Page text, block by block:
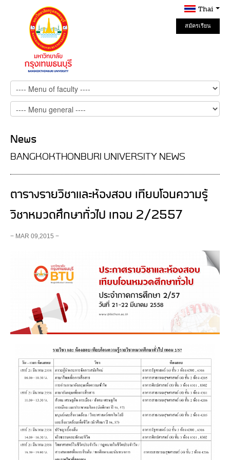
Thai
สมัครเรียน
Online
News
BANGKOKTHONBURI UNIVERSITY NEWS
ตารางรายวิชาและห้องสอบ เทียบโอนความรู้
วิชาหมวดศึกษาทั่วไป เทอม 2/2557
− MAR 09,2015 −